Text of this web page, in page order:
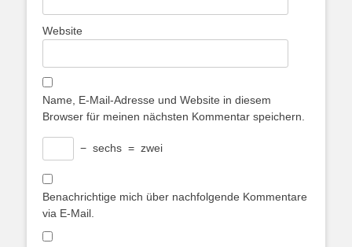
Website
Name, E-Mail-Adresse und Website in diesem
Browser für meinen nächsten Kommentar speichern.
− sechs = zwei
Benachrichtige mich über nachfolgende Kommentare
via E-Mail.